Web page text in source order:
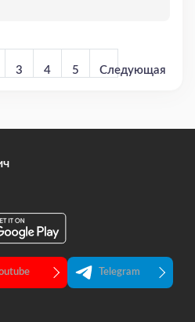
3 4 5 Следующая
Telegram